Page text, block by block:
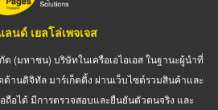
ลนด์ เยลโล่เพจเจส
ด (มหาชน) บริษัทในเครือเอไอเอส ในฐานะผู้นำที่
านดิจิทัล มาร์เก็ตติ้ง ผ่านเว็บไซต์รวมสินค้าและ
ถือได้ มีการตรวจสอบและยืนยันตัวตนจริง และ